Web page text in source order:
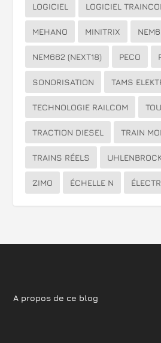
LOGICIEL LOGICIEL
MEHANO MINITRIX
NEM662 (NEXT18) PECO
SONORISATION TAMS
TECHNOLOGIE RAILCOM
TRACTION DIESEL TRAIN
TRAINS RÉELS UHLENBROCK
ZIMO ÉCHELLE N
A propos de ce blog